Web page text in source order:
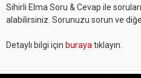
Sihirli Elma Soru & Cevap ile
alabilirsiniz. Sorunuzu sorun ve
Detaylı bilgi için buraya tıklayın.